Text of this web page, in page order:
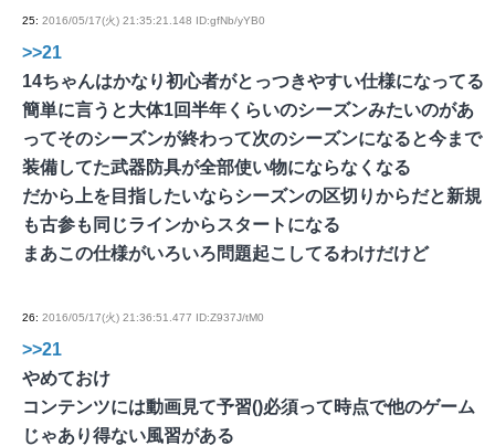
25: 2016/05/17(火) 21:35:21.148 ID:gfNb/yYB0
>>21
14ちゃんはかなり初心者がとっつきやすい仕様になってる
簡単に言うと大体1回半年くらいのシーズンみたいのがあ
ってそのシーズンが終わって次のシーズンになると今まで
装備してた武器防具が全部使い物にならなくなる
だから上を目指したいならシーズンの区切りからだと新規
も古参も同じラインからスタートになる
まあこの仕様がいろいろ問題起こしてるわけだけど
26: 2016/05/17(火) 21:36:51.477 ID:Z937J/tM0
>>21
やめておけ
コンテンツには動画見て予習()必須って時点で他のゲーム
じゃあり得ない風習がある